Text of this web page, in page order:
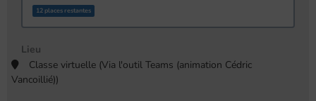
12 places restantes
Lieu
Vancoillié))